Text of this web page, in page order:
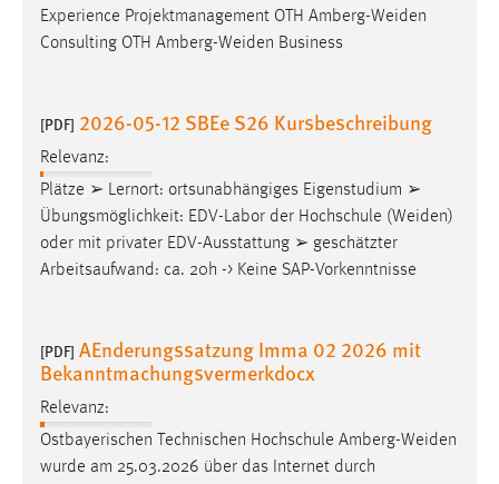
Experience Projektmanagement OTH Amberg-Weiden
Consulting OTH Amberg-Weiden Business
[PDF] 2026-05-12 SBEe S26 Kursbeschreibung
Relevanz:
Plätze ➢ Lernort: ortsunabhängiges Eigenstudium ➢
Übungsmöglichkeit: EDV-Labor der Hochschule (Weiden)
oder mit privater EDV-Ausstattung ➢ geschätzter
Arbeitsaufwand: ca. 20h -> Keine SAP-Vorkenntnisse
[PDF] AEnderungssatzung Imma 02 2026 mit
Bekanntmachungsvermerkdocx
Relevanz:
Ostbayerischen Technischen Hochschule Amberg-Weiden
wurde am 25.03.2026 über das Internet durch